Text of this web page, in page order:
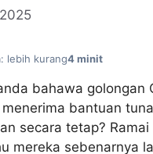
lebih kurang4 minit
bahawa golongan
bantuan
secara tetap? Ramai
mereka sebenarnya